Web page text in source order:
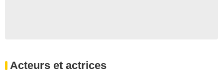
Acteurs et actrices